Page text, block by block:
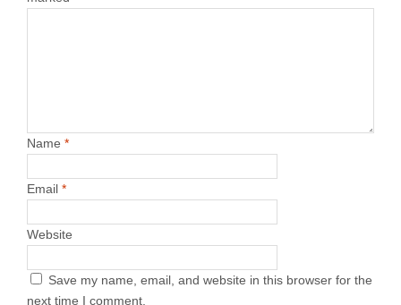
Name *
Email *
Website
Save my name, email, and website in this browser for the
next time I comment.